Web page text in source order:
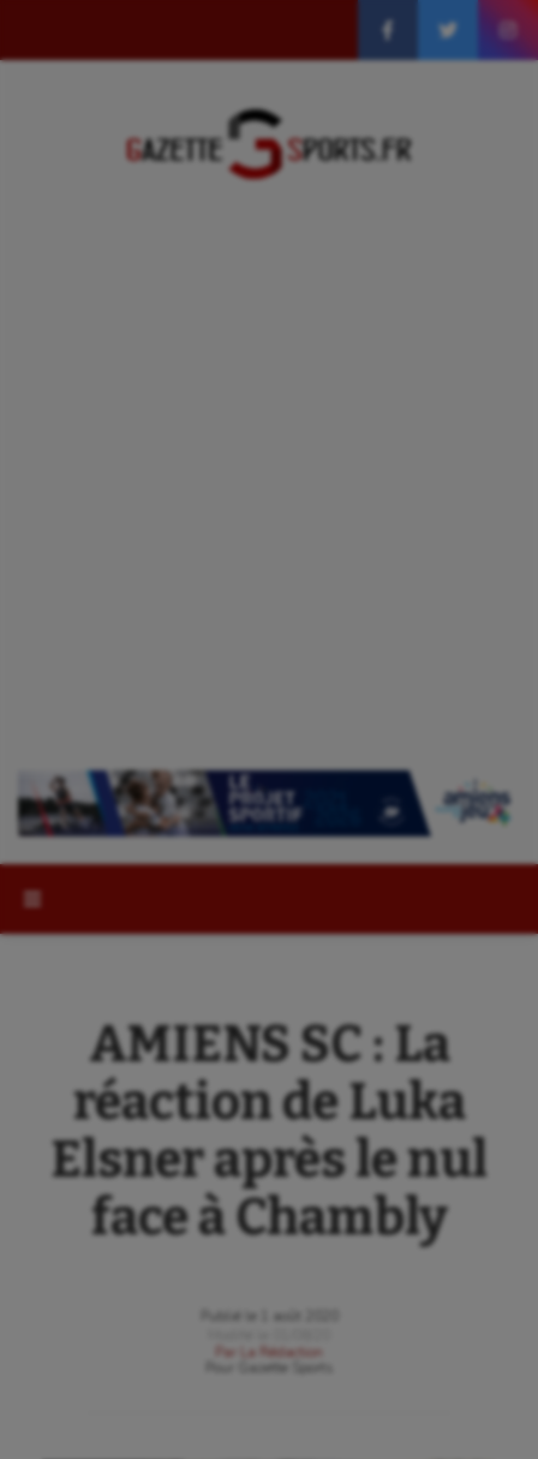
AMIENS SC : La
réaction de Luka
Elsner après le nul
face à Chambly
Publié le
1 août 2020
Par
La Rédaction
Gazette Sports